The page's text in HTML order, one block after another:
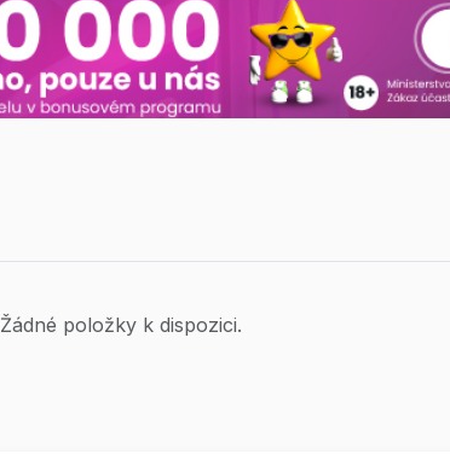
Žádné položky k dispozici.